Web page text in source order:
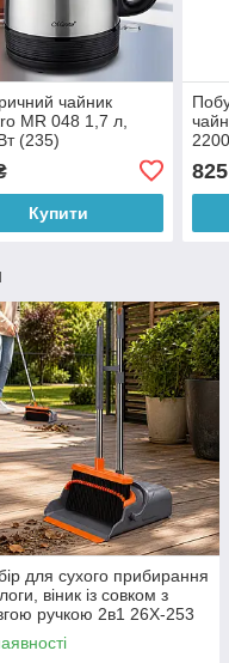
чайник
MR 048 1,7 л,
(235)
Купити
825
для сухого прибирання
віник із совком з
ручкою 2в1 26X-253
Помаранчевий
5077)